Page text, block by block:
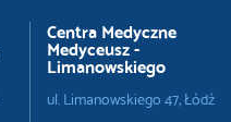
Centra Medyczne
Medyceusz -
Limanowskiego
ul. Limanowskiego 47, Łódź